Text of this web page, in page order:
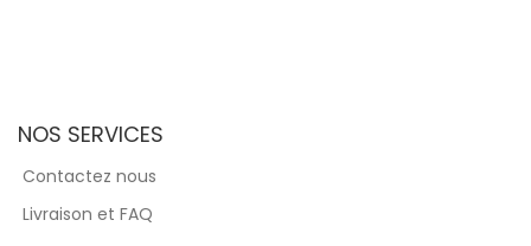
NOS SERVICES
Contactez nous
Livraison et FAQ